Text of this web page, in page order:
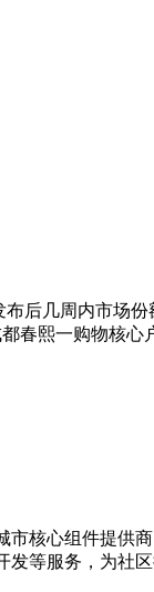
几周内市场份
春熙一购物核
核心组件提
等服务，为社